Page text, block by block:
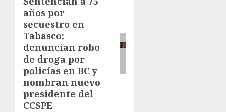
años por
secuestro en
Tabasco;
denuncian robo
de droga por
policías en BC y
nombran nuevo
presidente del
CCSPE